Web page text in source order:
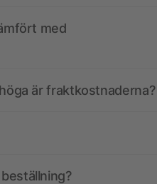
med
är fraktkostnaderna?